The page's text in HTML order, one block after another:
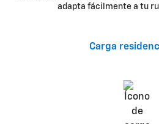
adapta fácilmente a tu
Carga